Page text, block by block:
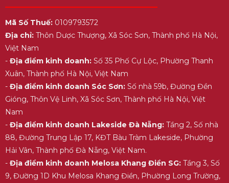
Mã Số Thuế:0109793572
Địa chỉ:Thôn Dược Thượng, Xã Sóc Sơn, Thành phố Hà Nội,
Việt Nam
- Địa điểm kinh doanh:Số 35 Phố Cự Lộc, Phường Thanh
Xuân, Thành phố Hà Nội, Việt Nam
- Địa điểm kinh doanh Sóc Sơn:Số nhà 59b, Đường Đền
Gióng, Thôn Vệ Linh, Xã Sóc Sơn, Thành phố Hà Nội, Việt
Nam
- Địa điểm kinh doanh Lakeside Đà Nẵng:Tầng 2, Số nhà
88, Đường Trung Lập 17, KĐT Bàu Tràm Lakeside, Phường
Hải Vân, Thành phố Đà Nẵng, Việt Nam.
- Địa điểm kinh doanh Melosa Khang Điền SG:Tầng 3, Số
9, Đường 1D Khu Melosa Khang Điền, Phường Long Trường,